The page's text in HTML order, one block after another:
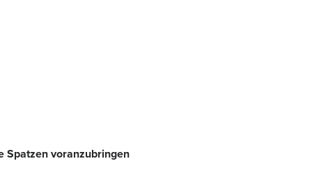
Spatzen voranzubringen